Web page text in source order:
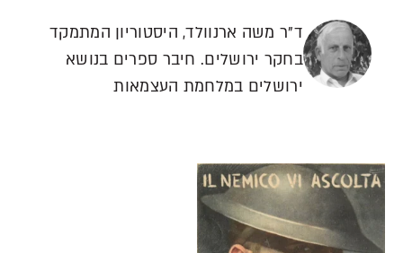
ד"ר משה ארנוולד, היסטוריון המתמקד
בחקר ירושלים. חיבר ספרים בנושא
ירושלים במלחמת העצמאות